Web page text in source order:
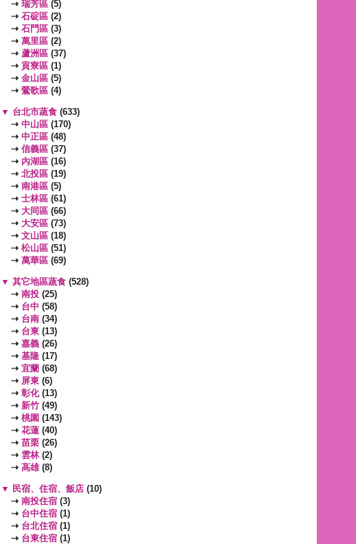
⇢ 瑞芳區 (5)
⇢ 石碇區 (2)
⇢ 石門區 (3)
⇢ 萬里區 (2)
⇢ 蘆洲區 (37)
⇢ 貢寮區 (1)
⇢ 金山區 (5)
⇢ 鶯歌區 (4)
▼ 台北市蔬食 (633)
⇢ 中山區 (170)
⇢ 中正區 (48)
⇢ 信義區 (37)
⇢ 內湖區 (16)
⇢ 北投區 (19)
⇢ 南港區 (5)
⇢ 士林區 (61)
⇢ 大同區 (66)
⇢ 大安區 (73)
⇢ 文山區 (18)
⇢ 松山區 (51)
⇢ 萬華區 (69)
▼ 其它地區蔬食 (528)
⇢ 南投 (25)
⇢ 台中 (58)
⇢ 台南 (34)
⇢ 台東 (13)
⇢ 嘉義 (26)
⇢ 基隆 (17)
⇢ 宜蘭 (68)
⇢ 屏東 (6)
⇢ 彰化(13)
⇢ 新竹 (49)
⇢ 桃園 (143)
⇢ 花蓮 (40)
⇢ 苗栗 (26)
⇢ 雲林(2)
⇢ 高雄(8)
▼ 民宿、住宿、飯店 (10)
⇢ 南投住宿 (3)
⇢ 台中住宿 (1)
⇢ 台北住宿 (1)
⇢ 台東住宿 (1)